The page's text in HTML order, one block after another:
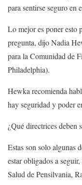
para sentirse seguro en
Lo mejor es poner esto
pregunta, dijo Nadia
para la Comunidad de
Philadelphia).
Hewka recomienda
hay seguridad y poder
¿Qué directrices deben
Estas son solo algunas
estar obligados a
Salud de Pensilvania,